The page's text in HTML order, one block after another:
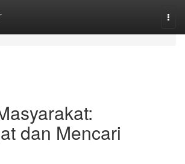
dan Mencari